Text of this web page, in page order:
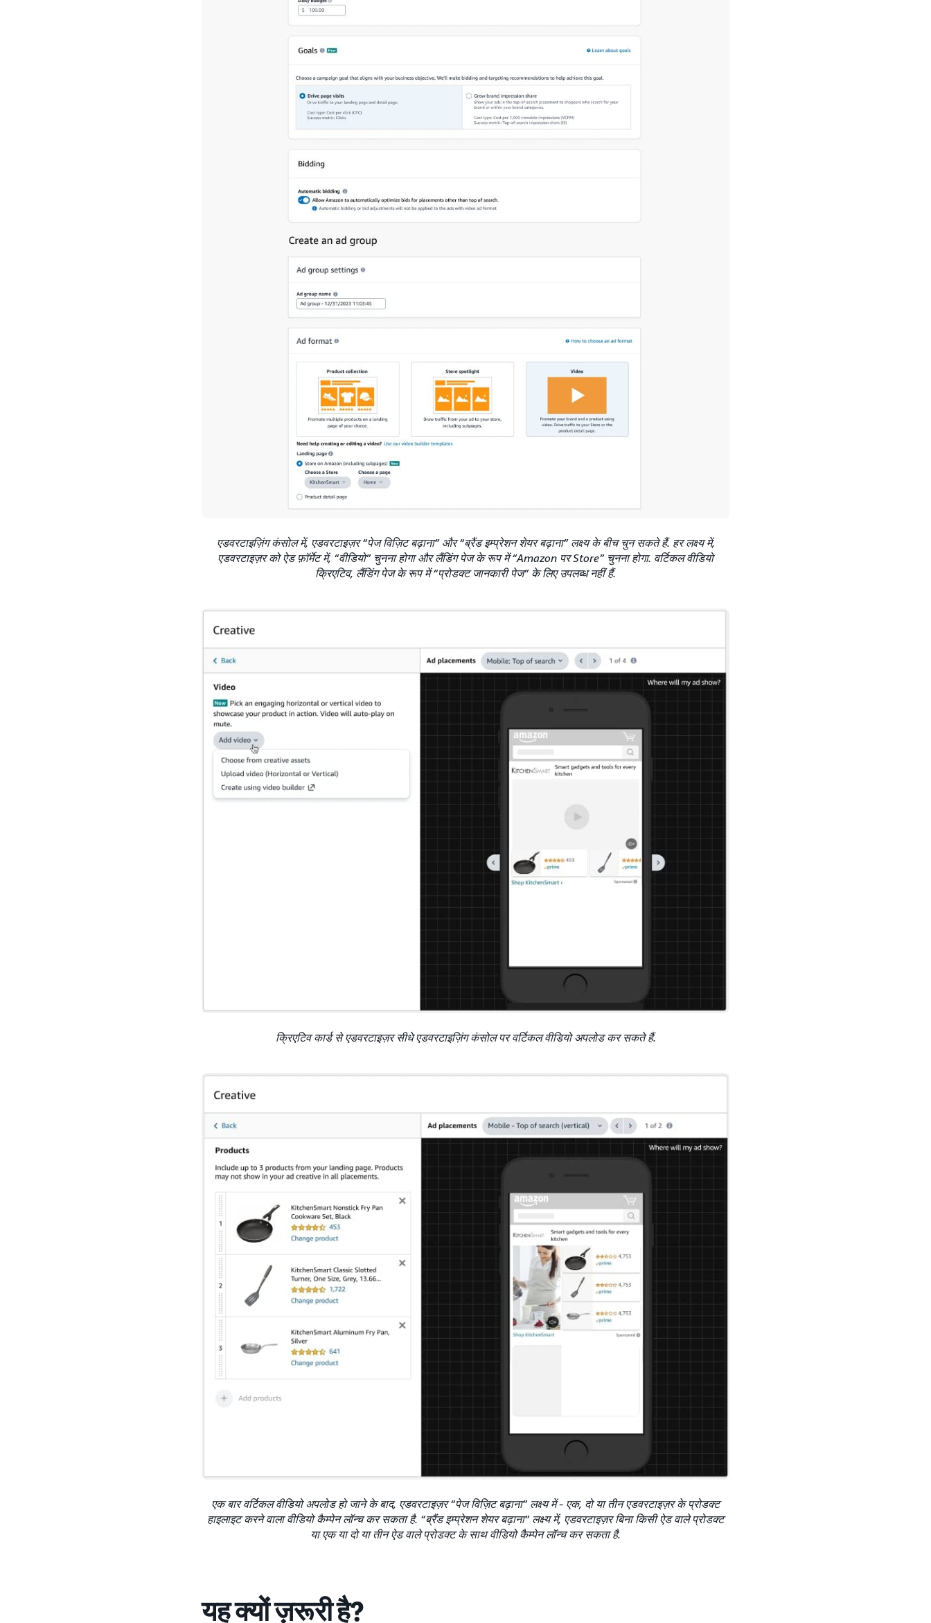
एडवरटाइज़िंग कंसोल में, एडवरटाइज़र “पेज विज़िट बढ़ाना” और “ब्रैंड इम्प्रेशन शेयर बढ़ाना” लक्ष्य के बीच चुन सकते हैं. हर लक्ष्य में,
एडवरटाइज़र को ऐड फ़ॉर्मेट में, “वीडियो” चुनना होगा और लैंडिंग पेज के रूप में “Amazon पर Store” चुनना होगा. वर्टिकल वीडियो
क्रिएटिव, लैंडिंग पेज के रूप में “प्रोडक्ट जानकारी पेज” के लिए उपलब्ध नहीं हैं.
क्रिएटिव कार्ड से एडवरटाइज़र सीधे एडवरटाइज़िंग कंसोल पर वर्टिकल वीडियो अपलोड कर सकते हैं.
एक बार वर्टिकल वीडियो अपलोड हो जाने के बाद, एडवरटाइज़र “पेज विज़िट बढ़ाना” लक्ष्य में - एक, दो या तीन एडवरटाइज़र के प्रोडक्ट
हाइलाइट करने वाला वीडियो कैम्पेन लॉन्च कर सकता है. “ब्रैंड इम्प्रेशन शेयर बढ़ाना” लक्ष्य में, एडवरटाइज़र बिना किसी ऐड वाले प्रोडक्ट
या एक या दो या तीन ऐड वाले प्रोडक्ट के साथ वीडियो कैम्पेन लॉन्च कर सकता है.
यह क्यों ज़रूरी है?